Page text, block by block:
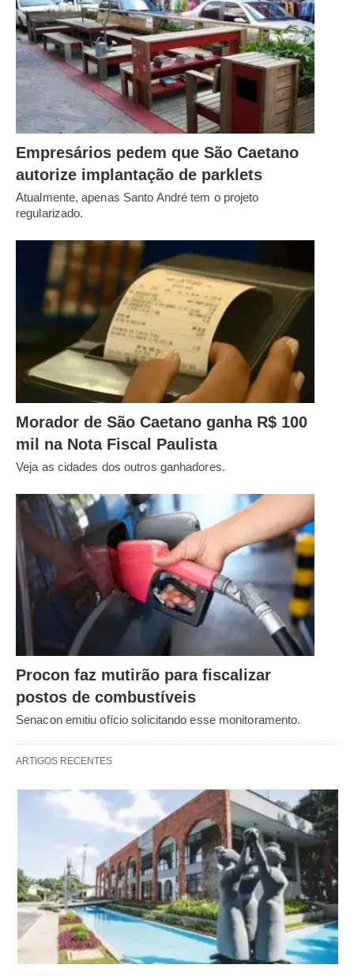
Empresários pedem que São Caetano
autorize implantação de parklets
Atualmente, apenas Santo André tem o projeto
regularizado.
Morador de São Caetano ganha R$ 100
mil na Nota Fiscal Paulista
Veja as cidades dos outros ganhadores.
Procon faz mutirão para fiscalizar
postos de combustíveis
Senacon emitiu ofício solicitando esse monitoramento.
ARTIGOS RECENTES